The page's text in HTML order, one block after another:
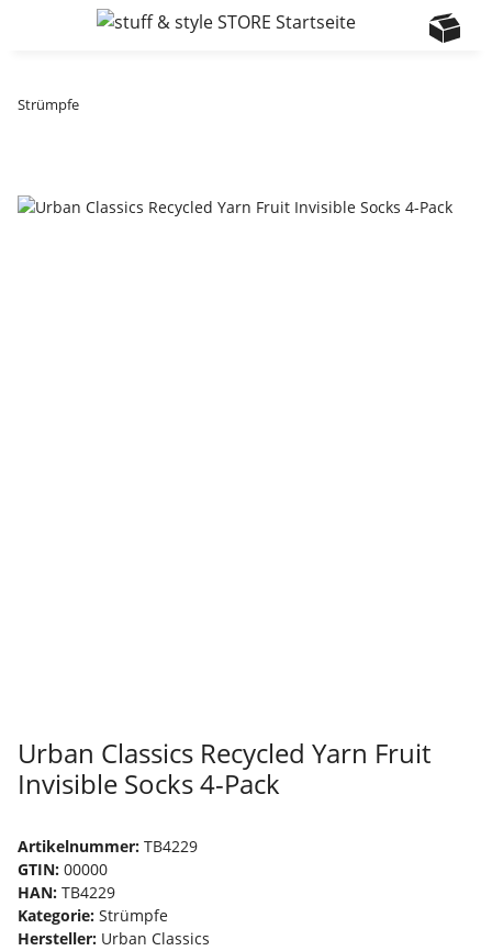
Strümpfe
Urban Classics Recycled Yarn Fruit
Invisible Socks 4-Pack
Artikelnummer: TB4229
GTIN: 00000
HAN: TB4229
Kategorie: Strümpfe
Hersteller: Urban Classics